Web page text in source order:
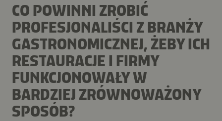
CO POWINNI ZROBIĆ
PROFESJONALIŚCI Z BRANŻY
GASTRONOMICZNEJ, ŻEBY ICH
RESTAURACJE I FIRMY
FUNKCJONOWAŁY W
BARDZIEJ ZRÓWNOWAŻONY
SPOSÓB?